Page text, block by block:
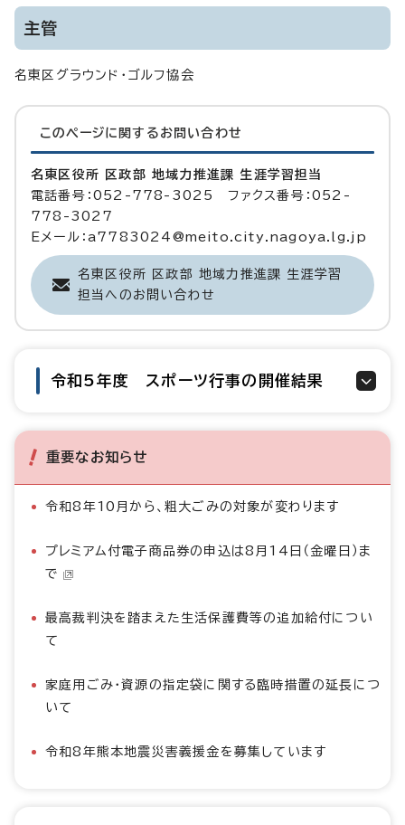
主管
名東区グラウンド・ゴルフ協会
このページに関する お問い合わせ
名東区役所 区政部 地域力推進課 生涯学習担当
電話番号：052-778-3025 ファクス番号：052-
778-3027
Eメール：a7783024@meito.city.nagoya.lg.jp
名東区役所 区政部 地域力推進課 生涯学習
担当へのお問い合わせ
令和5年度 スポーツ行事の開催結果
重要なお知らせ
令和8年10月から、粗大ごみの対象が変わります
プレミアム付電子商品券の申込は8月14日（金曜日）ま
で
最高裁判決を踏まえた生活保護費等の追加給付につい
て
家庭用ごみ・資源の指定袋に関する臨時措置の延長につ
いて
令和8年熊本地震災害義援金を募集しています